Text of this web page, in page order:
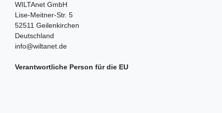
WILTAnet GmbH
Lise-Meitner-Str. 5
52511 Geilenkirchen
Deutschland
info@wiltanet.de
Verantwortliche Person für die EU